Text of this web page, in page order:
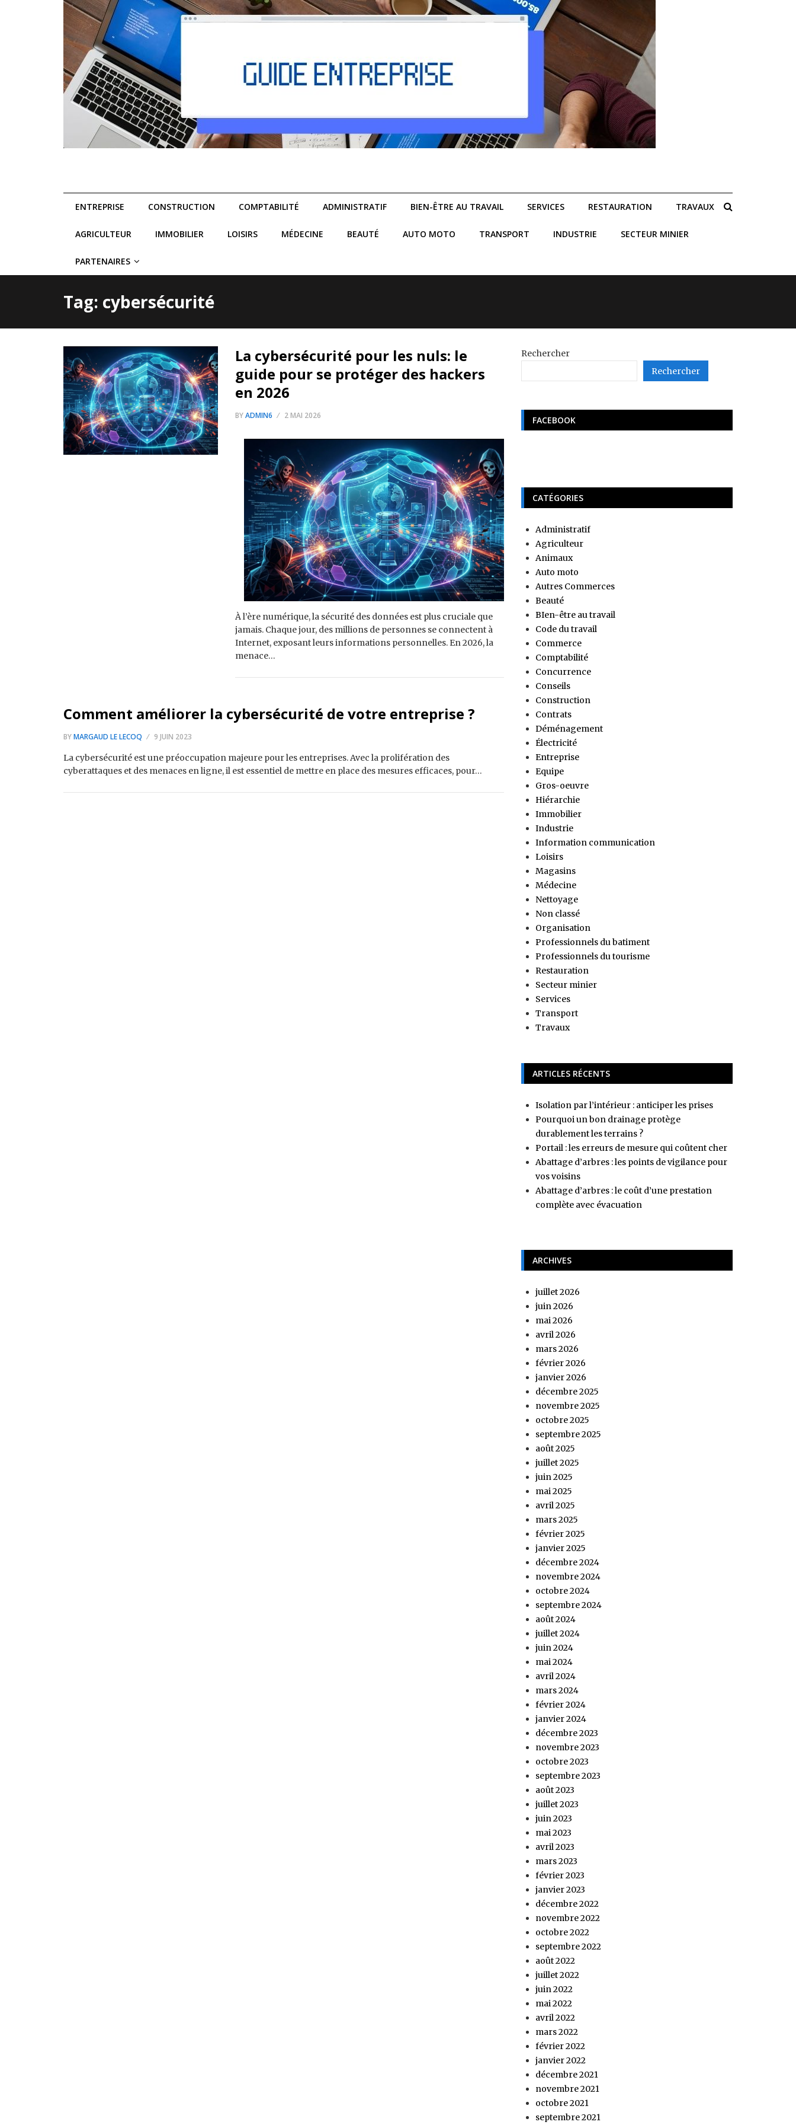
ENTREPRISE CONSTRUCTION COMPTABILITÉ ADMINISTRATIF BIEN-ÊTRE AU TRAVAIL SERVICES RESTAURATION TRAVAUX
AGRICULTEUR IMMOBILIER LOISIRS MÉDECINE BEAUTÉ AUTO MOTO TRANSPORT INDUSTRIE SECTEUR MINIER
PARTENAIRES
Tag: cybersécurité
La cybersécurité pour les nuls: le
guide pour se protéger des hackers
en 2026
BYADMIN6 2 MAI 2026
À l’ère numérique, la sécurité des données est plus cruciale que
jamais. Chaque jour, des millions de personnes se connectent à
Internet, exposant leurs informations personnelles. En 2026, la
menace…
Comment améliorer la cybersécurité de votre entreprise ?
BYMARGAUD LE LECOQ 9 JUIN 2023
La cybersécurité est une préoccupation majeure pour les entreprises. Avec la prolifération des
cyberattaques et des menaces en ligne, il est essentiel de mettre en place des mesures efficaces, pour…
Rechercher
Rechercher
FACEBOOK
CATÉGORIES
Administratif
Agriculteur
Animaux
Auto moto
Autres Commerces
Beauté
BIen-être au travail
Code du travail
Commerce
Comptabilité
Concurrence
Conseils
Construction
Contrats
Déménagement
Électricité
Entreprise
Equipe
Gros-oeuvre
Hiérarchie
Immobilier
Industrie
Information communication
Loisirs
Magasins
Médecine
Nettoyage
Non classé
Organisation
Professionnels du batiment
Professionnels du tourisme
Restauration
Secteur minier
Services
Transport
Travaux
ARTICLES RÉCENTS
Isolation par l’intérieur : anticiper les prises
Pourquoi un bon drainage protège
durablement les terrains ?
Portail : les erreurs de mesure qui coûtent cher
Abattage d’arbres : les points de vigilance pour
vos voisins
Abattage d’arbres : le coût d’une prestation
complète avec évacuation
ARCHIVES
juillet 2026
juin 2026
mai 2026
avril 2026
mars 2026
février 2026
janvier 2026
décembre 2025
novembre 2025
octobre 2025
septembre 2025
août 2025
juillet 2025
juin 2025
mai 2025
avril 2025
mars 2025
février 2025
janvier 2025
décembre 2024
novembre 2024
octobre 2024
septembre 2024
août 2024
juillet 2024
juin 2024
mai 2024
avril 2024
mars 2024
février 2024
janvier 2024
décembre 2023
novembre 2023
octobre 2023
septembre 2023
août 2023
juillet 2023
juin 2023
mai 2023
avril 2023
mars 2023
février 2023
janvier 2023
décembre 2022
novembre 2022
octobre 2022
septembre 2022
août 2022
juillet 2022
juin 2022
mai 2022
avril 2022
mars 2022
février 2022
janvier 2022
décembre 2021
novembre 2021
octobre 2021
septembre 2021